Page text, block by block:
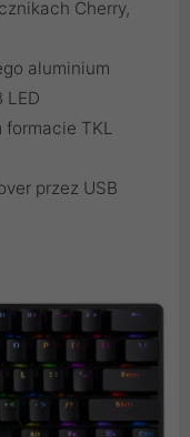
Cherry,
aluminium
LED
formacie TKL
przez USB